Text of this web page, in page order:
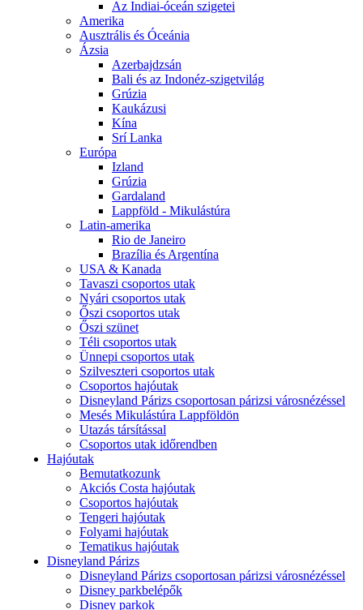
Az Indiai-óceán szigetei
Amerika
Ausztrális és Óceánia
Ázsia
Azerbajdzsán
Bali és az Indonéz-szigetvilág
Grúzia
Kaukázusi
Kína
Srí Lanka
Európa
Izland
Grúzia
Gardaland
Lappföld - Mikulástúra
Latin-amerika
Rio de Janeiro
Brazília és Argentína
USA & Kanada
Tavaszi csoportos utak
Nyári csoportos utak
Őszi csoportos utak
Őszi szünet
Téli csoportos utak
Ünnepi csoportos utak
Szilveszteri csoportos utak
Csoportos hajóutak
Disneyland Párizs csoportosan párizsi városnézéssel
Mesés Mikulástúra Lappföldön
Utazás társítással
Csoportos utak időrendben
Hajóutak
Bemutatkozunk
Akciós Costa hajóutak
Csoportos hajóutak
Tengeri hajóutak
Folyami hajóutak
Tematikus hajóutak
Disneyland Párizs
Disneyland Párizs csoportosan párizsi városnézéssel
Disney parkbelépők
Disney parkok